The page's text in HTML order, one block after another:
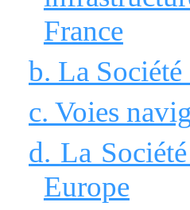
France
b. La
c. Voies
d. La
Europe